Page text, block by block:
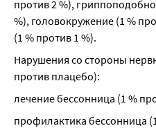
против 2 %),
%), головокружение (1 %
(1 % против 1 %).
Нарушения со стороны
против плацебо):
лечение бессонница (1 %
профилактика бессонница